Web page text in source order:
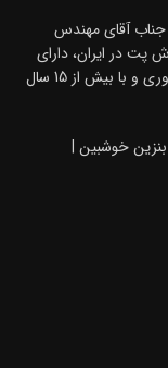
جناب آقای مهندس
پت در ایران، دارای
گواهینامه ی تأییدیه از وزارت علوم و تحقیقات و فناوری و با بیش از 15 سال
بنزین خوشبین |